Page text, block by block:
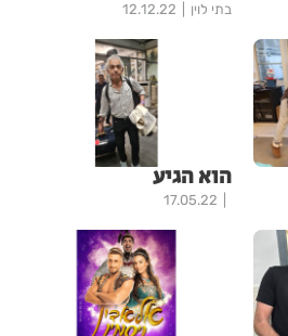
בתי לוין 12.12.22
הוא הגיע
17.05.22